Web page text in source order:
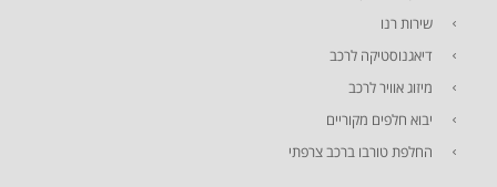
שירות רנו
דיאגנוסטיקה לרכב
מיזוג אוויר לרכב
יבוא חלפים מקוריים
החלפת טורבו ברכב צרפתי